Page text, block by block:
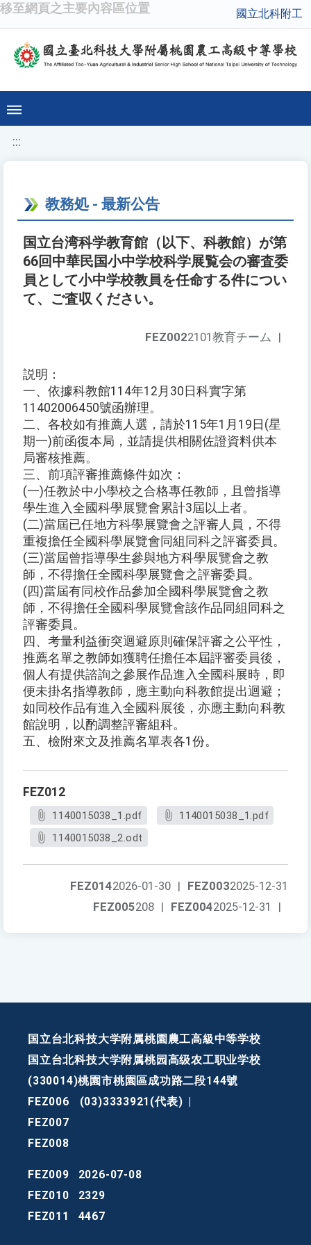
移至網頁之主要內容區位置 國立北科附工
:::
教務処 - 最新公告
国立台湾科学教育館（以下、科教館）が第
66回中華民国小中学校科学展覧会の審査委
員として小中学校教員を任命する件につい
て、ご査収ください。
FEZ0022101教育チーム |
説明：
一、依據科教館114年12月30日科實字第
11402006450號函辦理。
二、各校如有推薦人選，請於115年1月19日(星
期一)前函復本局，並請提供相關佐證資料供本
局審核推薦。
三、前項評審推薦條件如次：
(一)任教於中小學校之合格專任教師，且曾指導
學生進入全國科學展覽會累計3屆以上者。
(二)當屆已任地方科學展覽會之評審人員，不得
重複擔任全國科學展覽會同組同科之評審委員。
(三)當屆曾指導學生參與地方科學展覽會之教
師，不得擔任全國科學展覽會之評審委員。
(四)當屆有同校作品參加全國科學展覽會之教
師，不得擔任全國科學展覽會該作品同組同科之
評審委員。
四、考量利益衝突迴避原則確保評審之公平性，
推薦名單之教師如獲聘任擔任本屆評審委員後，
個人有提供諮詢之參展作品進入全國科展時，即
便未掛名指導教師，應主動向科教館提出迴避；
如同校作品有進入全國科展後，亦應主動向科教
館說明，以酌調整評審組科。
五、檢附來文及推薦名單表各1份。
FEZ012
1140015038_1.pdf
1140015038_1.pdf
1140015038_2.odt
FEZ0032025-12-31
FEZ0142026-01-30 |
FEZ0042025-12-31 |
FEZ005208 |
国立台北科技大学附属桃園農工高級中等学校
国立台北科技大学附属桃园高级农工职业学校
(330014)桃園市桃園區成功路二段144號
FEZ006
(03)3333921(代表)
FEZ007
FEZ008
FEZ009
2026-07-08
FEZ010
2329
FEZ011
4467